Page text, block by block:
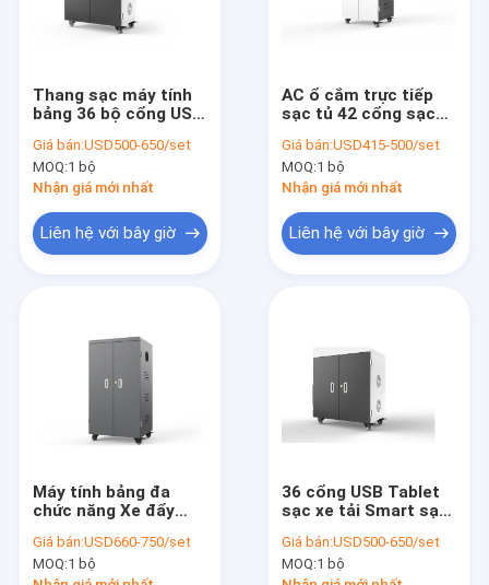
Sản phẩm
Hướng dẫn VR
Về chúng tôi
Liên hệ chúng tôi
Thang sạc máy tính
bảng 36 bộ cổng USB
Giá bán:USD500-650/set
MOQ:1 bộ
Nhận giá mới nhất
Liên hệ với bây giờ
AC ổ cắm trực tiếp
sạc tủ 42 cổng sạc
Giá bán:USD415-500/set
MOQ:1 bộ
Nhận giá mới nhất
Liên hệ với bây giờ
Máy tính bảng đa
chức năng Xe đẩy
thông minh
Giá bán:USD660-750/set
MOQ:1 bộ
36 cổng USB Tablet
sạc xe tải Smart sạc
Giá bán:USD500-650/set
MOQ:1 bộ